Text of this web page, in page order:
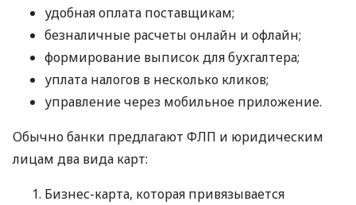
удобная оплата поставщикам;
безналичные расчеты онлайн и офлайн;
формирование выписок для бухгалтера;
уплата налогов в несколько кликов;
управление через мобильное приложение.
Обычно банки предлагают ФЛП и юридическим
лицам два вида карт:
Бизнес-карта, которая привязывается